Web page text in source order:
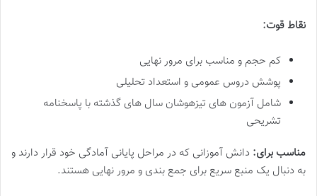
نقاط قوت:
کم حجم و مناسب برای مرور نهایی
پوشش دروس عمومی و استعداد تحلیلی
شامل آزمون های تیزهوشان سال های گذشته با پاسخنامه
تشریحی
مناسب برای: دانش آموزانی که در مراحل پایانی آمادگی خود قرار دارند و
به دنبال یک منبع سریع برای جمع بندی و مرور نهایی هستند.